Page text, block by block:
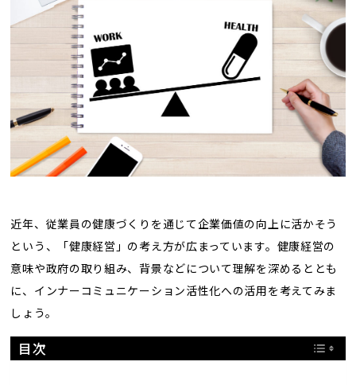
社長ブログ
近年、従業員の健康づくりを通じて企業価値の向上に活かそう
という、「健康経営」の考え方が広まっています。健康経営の
意味や政府の取り組み、背景などについて理解を深めるととも
に、インナーコミュニケーション活性化への活用を考えてみま
しょう。
目次